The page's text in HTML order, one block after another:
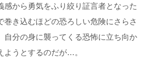
感から勇気をふり絞り証言者となった
巻き込むほどの恐ろしい危険にさらさ
自分の身に襲ってくる恐怖に立ち向か
ようとするのだが…。